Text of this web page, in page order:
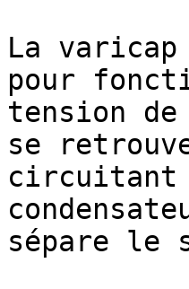
La
pour
tension de
se
circuitant
sépare le